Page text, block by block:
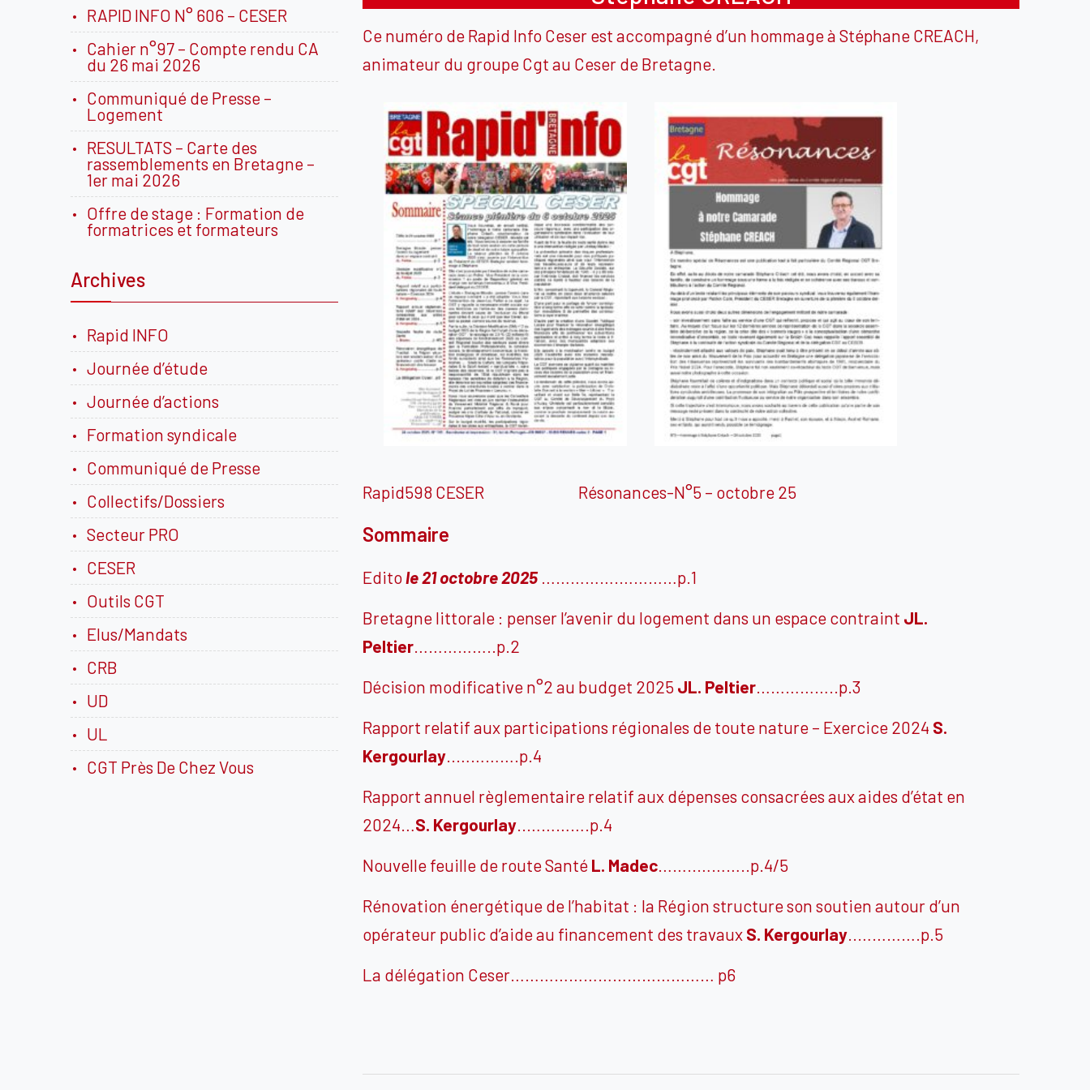
Ce numéro de Rapid Info Ceser est accompagné d’un hommage à Stéphane CREACH,
animateur du groupe Cgt au Ceser de Bretagne.
Rapid598 CESER Résonances-N°5 – octobre 25
Sommaire
Editole 21 octobre 2025 …………….…………p.1
Bretagne littorale : penser l’avenir du logement dans un espace contraint JL.
Peltier……………..p.2
Décision modificative n°2 au budget 2025 JL. Peltier……………..p.3
Rapport relatif aux participations régionales de toute nature – Exercice 2024 S.
Kergourlay..………….p.4
Rapport annuel règlementaire relatif aux dépenses consacrées aux aides d’état en
2024…S. Kergourlay..………….p.4
Nouvelle feuille de route Santé L. Madec……..………..p.4/5
Rénovation énergétique de l’habitat : la Région structure son soutien autour d’un
opérateur public d’aide au financement des travaux S. Kergourlay..………….p.5
La délégation Ceser…………………………………… p6
RAPID INFO N° 606 – CESER
Cahier n°97 – Compte rendu CA
du 26 mai 2026
Communiqué de Presse –
Logement
RESULTATS – Carte des
rassemblements en Bretagne –
1er mai 2026
Offre de stage : Formation de
formatrices et formateurs
Archives
Rapid INFO
Journée d’étude
Journée d’actions
Formation syndicale
Communiqué de Presse
Collectifs/Dossiers
Secteur PRO
CESER
Outils CGT
Elus/Mandats
CRB
UD
UL
CGT Près De Chez Vous